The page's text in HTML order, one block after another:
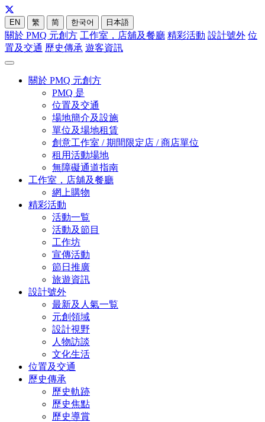
EN 繁 简 한국어 日本語
關於 PMQ 元創方 工作室，店舖及餐廳 精彩活動 設計號外 位
置及交通 歷史傳承 遊客資訊
關於 PMQ 元創方
PMQ 是
位置及交通
場地簡介及設施
單位及場地租賃
創意工作室 / 期間限定店 / 商店單位
租用活動場地
無障礙通道指南
工作室，店舖及餐廳
網上購物
精彩活動
活動一覧
活動及節目
工作坊
宣傳活動
節日推廣
旅遊資訊
設計號外
最新及人氣一覧
元創領域
設計視野
人物訪談
文化生活
位置及交通
歷史傳承
歷史軌跡
歷史焦點
歷史導賞